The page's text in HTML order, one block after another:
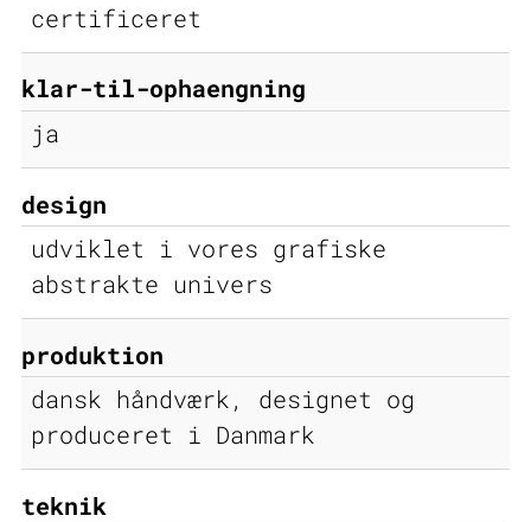
certificeret
klar-til-ophaengning
ja
design
udviklet i vores grafiske
abstrakte univers
produktion
dansk håndværk, designet og
produceret i Danmark
teknik